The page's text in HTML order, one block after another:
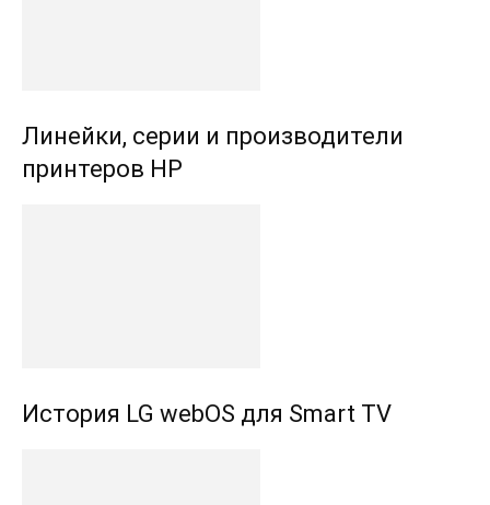
Линейки, серии и производители
принтеров HP
История LG webOS для Smart TV